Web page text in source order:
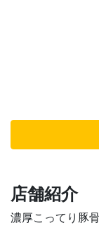
店舗紹介
濃厚こってり豚